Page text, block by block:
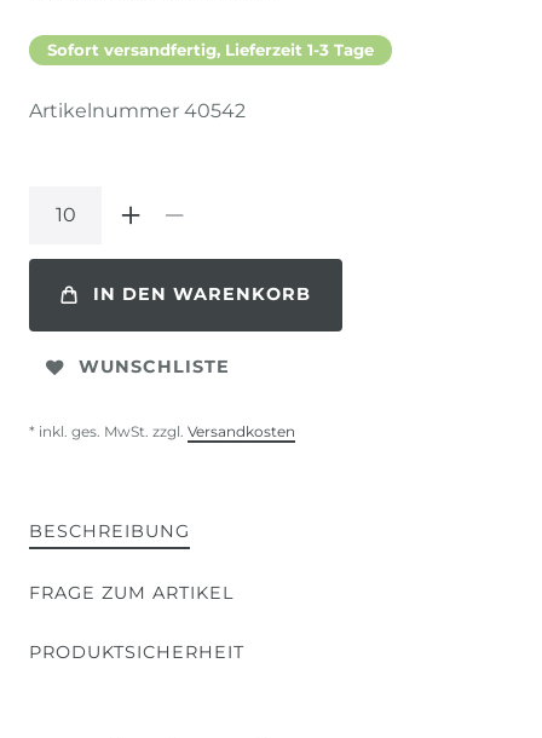
Sofort versandfertig, Lieferzeit 1-3 Tage
Artikelnummer 40542
IN DEN WARENKORB
WUNSCHLISTE
* inkl. ges. MwSt. zzgl. Versandkosten
BESCHREIBUNG
FRAGE ZUM ARTIKEL
PRODUKTSICHERHEIT